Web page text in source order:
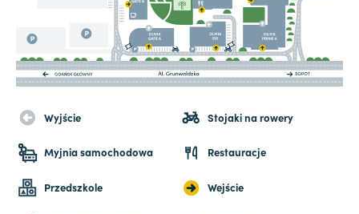
Wyjście Stojaki na rowery
Myjnia samochodowa Restauracje
Przedszkole Wejście